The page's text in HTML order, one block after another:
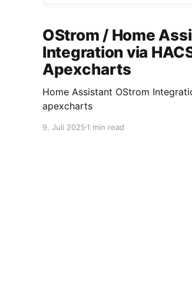
OStrom / Home
Integration via
Apexcharts
Home Assistant OStrom
apexcharts
9. Juli 2025 1 min read